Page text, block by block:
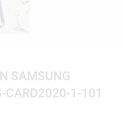
SAMSUNG
CARD2020-1-101